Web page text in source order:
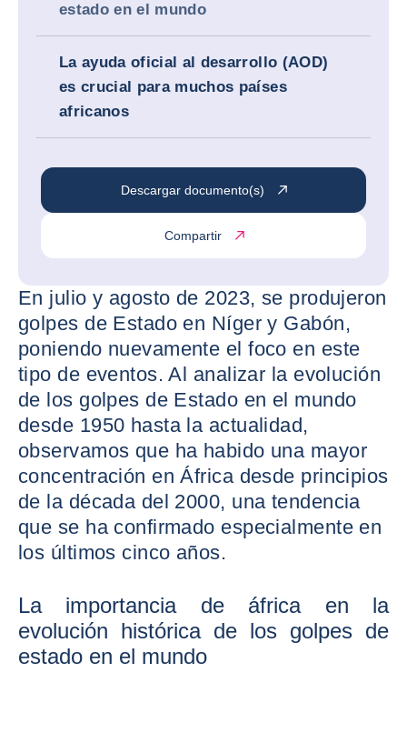
estado en el mundo
La ayuda oficial al desarrollo (AOD)
es crucial para muchos países
africanos
Descargar documento(s)
Compartir
En julio y agosto de 2023, se produjeron
golpes de Estado en Níger y Gabón,
poniendo nuevamente el foco en este
tipo de eventos. Al analizar la evolución
de los golpes de Estado en el mundo
desde 1950 hasta la actualidad,
observamos que ha habido una mayor
concentración en África desde principios
de la década del 2000, una tendencia
que se ha confirmado especialmente en
los últimos cinco años.
La importancia de áfrica en la
evolución histórica de los golpes de
estado en el mundo